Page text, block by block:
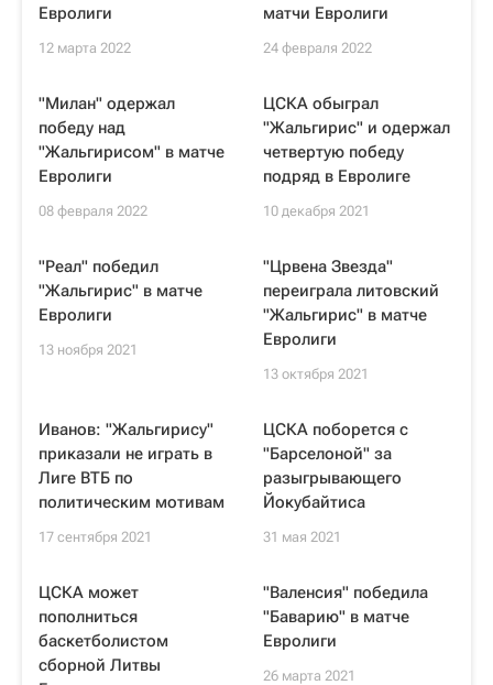
Евролиги
12 марта 2022
матчи Евролиги
24 февраля 2022
"Милан" одержал
победу над
"Жальгирисом" в матче
Евролиги
08 февраля 2022
ЦСКА обыграл
"Жальгирис" и одержал
четвертую победу
подряд в Евролиге
10 декабря 2021
"Реал" победил
"Жальгирис" в матче
Евролиги
13 ноября 2021
"Црвена Звезда"
переиграла литовский
"Жальгирис" в матче
Евролиги
13 октября 2021
Иванов: "Жальгирису"
приказали не играть в
Лиге ВТБ по
политическим мотивам
17 сентября 2021
ЦСКА поборется с
"Барселоной" за
разыгрывающего
Йокубайтиса
31 мая 2021
ЦСКА может
пополниться
баскетболистом
сборной Литвы
"Валенсия" победила
"Баварию" в матче
Евролиги
26 марта 2021